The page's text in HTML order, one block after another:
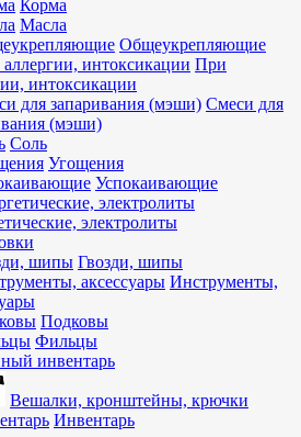
Корма
Масла
Общеукрепляющие
При
интоксикации
Смеси для
(мэши)
Соль
Угощения
Успокаивающие
электролиты
Гвозди, шипы
Инструменты,
Подковы
Фильцы
инвентарь
Вешалки, кронштейны, крючки
Инвентарь